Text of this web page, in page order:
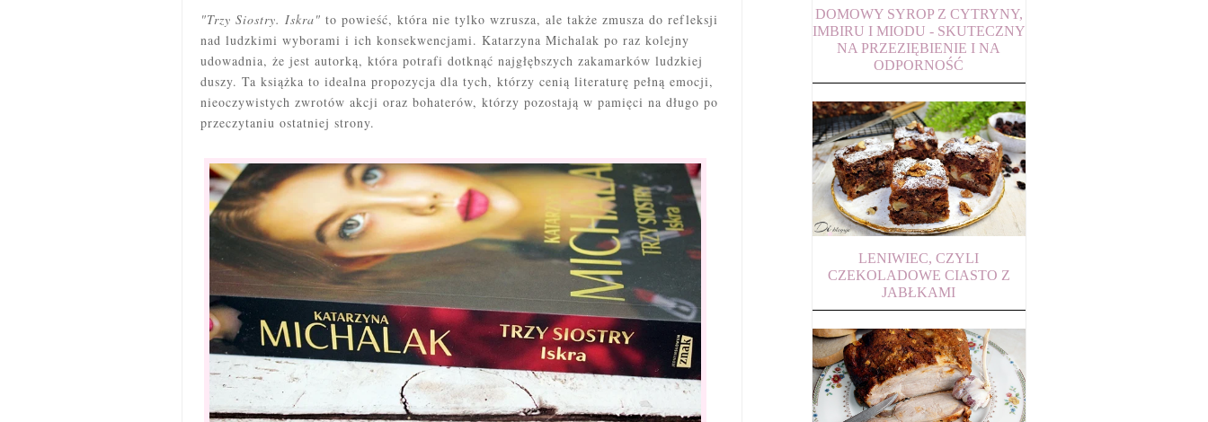
"Trzy Siostry. Iskra" to powieść, która nie tylko wzrusza, ale także zmusza do refleksji
nad ludzkimi wyborami i ich konsekwencjami. Katarzyna Michalak po raz kolejny
udowadnia, że jest autorką, która potrafi dotknąć najgłębszych zakamarków ludzkiej
duszy. Ta książka to idealna propozycja dla tych, którzy cenią literaturę pełną emocji,
nieoczywistych zwrotów akcji oraz bohaterów, którzy pozostają w pamięci na długo po
przeczytaniu ostatniej strony.
DOMOWY SYROP Z CYTRYNY,
IMBIRU I MIODU - SKUTECZNY
NA PRZEZIĘBIENIE I NA
ODPORNOŚĆ
LENIWIEC, CZYLI
CZEKOLADOWE CIASTO Z
JABŁKAMI